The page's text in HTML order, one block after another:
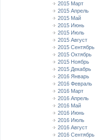
2015 Март
2015 Апрель
2015 Май
2015 Июнь
2015 Июль
2015 Август
2015 Сентябрь
2015 Октябрь
2015 Ноябрь
2015 Декабрь
2016 Январь
2016 Февраль
2016 Март
2016 Апрель
2016 Май
2016 Июнь
2016 Июль
2016 Август
2016 Сентябрь